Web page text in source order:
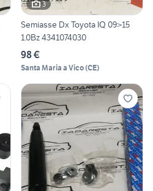
3
Semiasse Dx Toyota IQ 09>15
1.0Bz 4341074030
98 €
Santa Maria a Vico(CE)